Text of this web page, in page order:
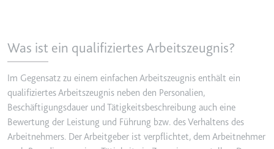
Zweck:
Wird verwendet, um die Effizienz
zu messen, indem Daten über die
Conversion-Rate der Anzeigen der
Website über mehrere Websites
hinweg gesammelt werden.
Ablauf:
3 Monate
Was ist ein qualifiziertes Arbeitszeugnis?
Im Gegensatz zu einem einfachen Arbeitszeugnis enthält ein
qualifiziertes Arbeitszeugnis neben den Personalien,
Beschäftigungsdauer und Tätigkeitsbeschreibung auch eine
Bewertung der Leistung und Führung bzw. des Verhaltens des
Arbeitnehmers. Der Arbeitgeber ist verpflichtet, dem Arbeitnehmer